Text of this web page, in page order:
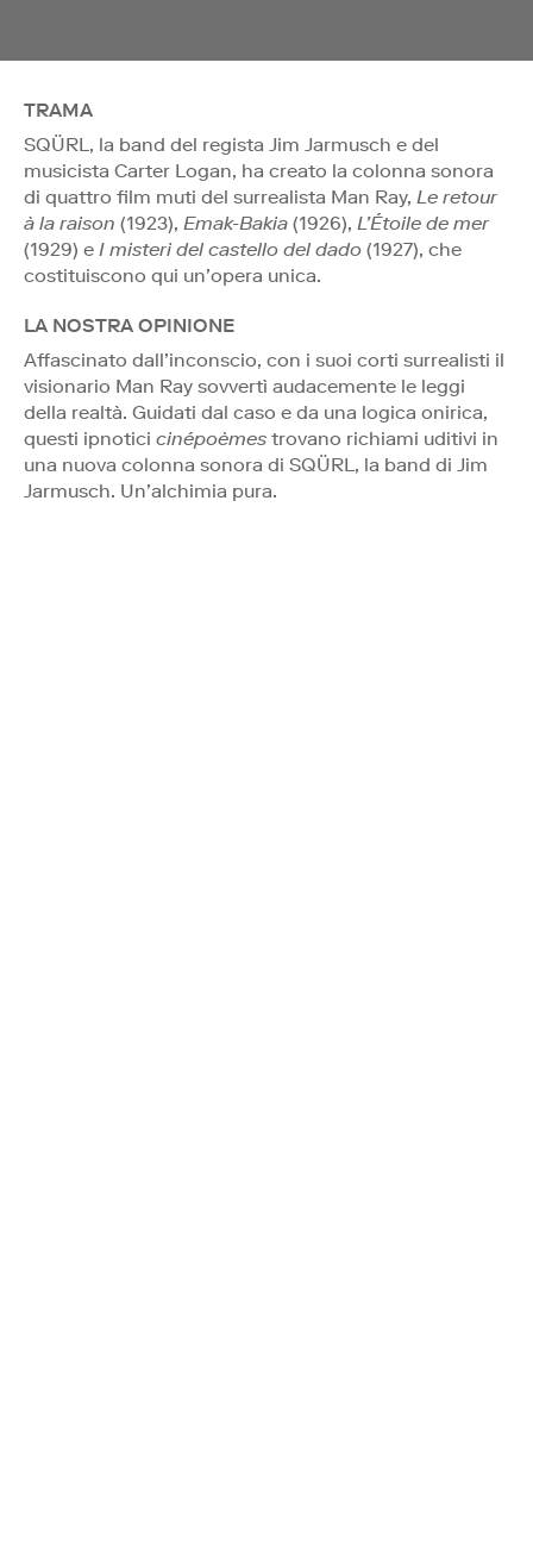
TRAMA
SQÜRL, la band del regista Jim Jarmusch e del
musicista Carter Logan, ha creato la colonna sonora
di quattro film muti del surrealista Man Ray, Le retour
à la raison (1923), Emak-Bakia (1926), L’Étoile de mer
(1929) e I misteri del castello del dado (1927), che
costituiscono qui un’opera unica.
LA NOSTRA OPINIONE
Affascinato dall’inconscio, con i suoi corti surrealisti il
visionario Man Ray sovvertì audacemente le leggi
della realtà. Guidati dal caso e da una logica onirica,
questi ipnotici cinépoèmes trovano richiami uditivi in
una nuova colonna sonora di SQÜRL, la band di Jim
Jarmusch. Un’alchimia pura.